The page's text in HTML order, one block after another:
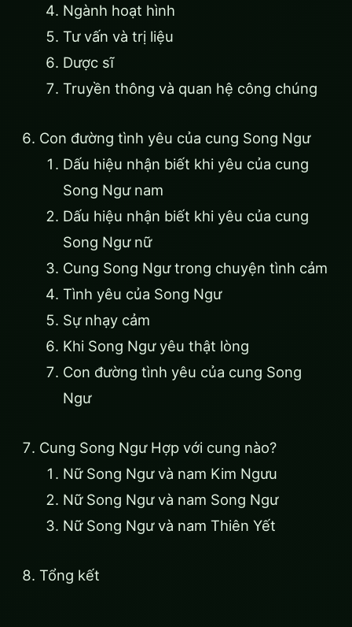
Ngành hoạt hình
Tư vấn và trị liệu
Dược sĩ
Truyền thông và quan hệ công chúng
Con đường tình yêu của cung Song Ngư
Dấu hiệu nhận biết khi yêu của cung
Song Ngư nam
Dấu hiệu nhận biết khi yêu của cung
Song Ngư nữ
Cung Song Ngư trong chuyện tình cảm
Tình yêu của Song Ngư
Sự nhạy cảm
Khi Song Ngư yêu thật lòng
Con đường tình yêu của cung Song
Ngư
Cung Song Ngư Hợp với cung nào?
Nữ Song Ngư và nam Kim Ngưu
Nữ Song Ngư và nam Song Ngư
Nữ Song Ngư và nam Thiên Yết
Tổng kết